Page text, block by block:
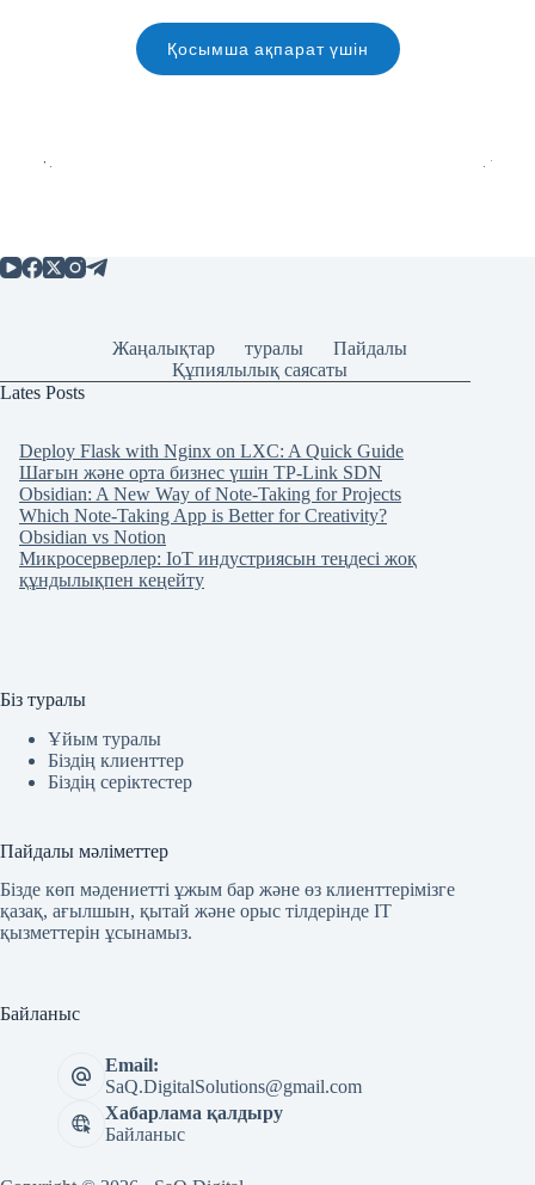
Қосымша ақпарат үшін
Жаңалықтар туралы
Пайдалы
Құпиялылық саясаты
Lates Posts
Deploy Flask with Nginx on LXC: A Quick Guide
Шағын және орта бизнес үшін TP-Link SDN
Obsidian: A New Way of Note-Taking for Projects
Which Note-Taking App is Better for Creativity?
Obsidian vs Notion
Микросерверлер: IoT индустриясын теңдесі жоқ
құндылықпен кеңейту
Біз туралы
Ұйым туралы
Біздің клиенттер
Біздің серіктестер
Пайдалы мәліметтер
Бізде көп мәдениетті ұжым бар және өз клиенттерімізге
қазақ, ағылшын, қытай және орыс тілдерінде IT
қызметтерін ұсынамыз.
Байланыс
Email:
SaQ.DigitalSolutions@gmail.com
Хабарлама қалдыру
Байланыс